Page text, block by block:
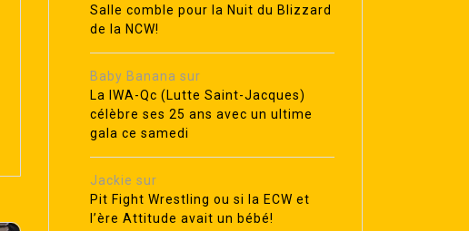
Salle comble pour la Nuit du Blizzard
de la NCW!
Baby Banana sur
La IWA-Qc (Lutte Saint-Jacques)
célèbre ses 25 ans avec un ultime
gala ce samedi
Jackie sur
Pit Fight Wrestling ou si la ECW et
l’ère Attitude avait un bébé!